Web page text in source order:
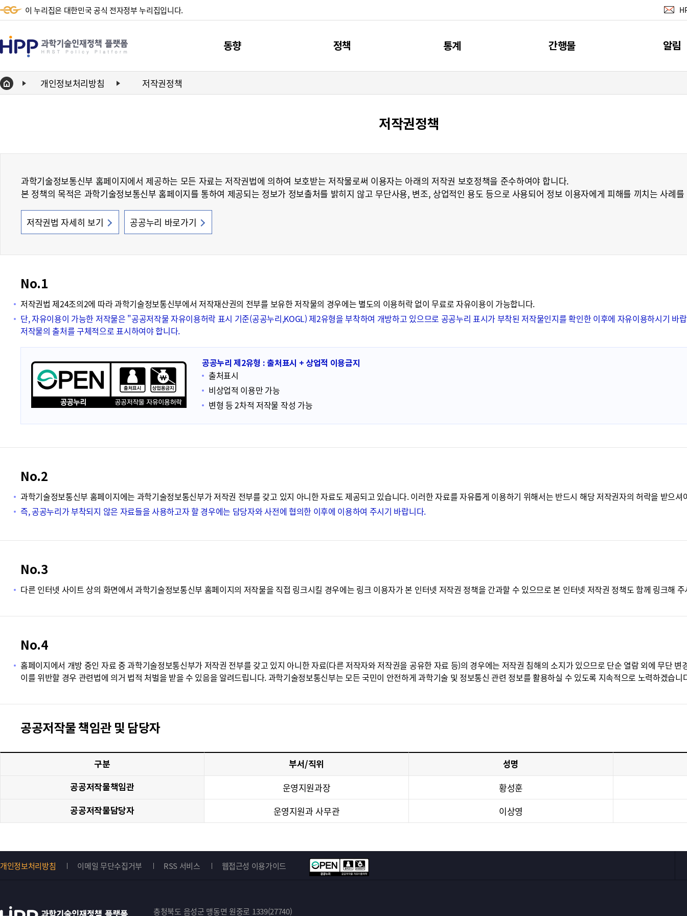
이 누리집은 대한민국 공식 전자정부 누리집입니다.
HPP
학
기
재
HRST
Policy
동향
단신동향
정책
제4차 과기인재 기본계획
통계
주요지표
간행물
간행물
알림
공지사
Home 개인정보처리방침 저작권정책
저작권정책
과학기술정보통신부 홈페이지에서 제공하는 모든 자료는 저작권법에 의하여 보호받는 저작물로써 이용자는 아래의 저작권 보호정책을 준수하여야 합니다.
본 정책의 목적은 과학기술정보통신부 홈페이지를 통하여 제공되는 정보가 정보출처를 밝히지 않고 무단사용, 변조, 상업적인 용도 등으로 사용되어 정보 이용자에게 피해를 끼치는 사례
저작권법 자세히 보기 공공누리 바로가기
No.1
저작권법 제24조의2에 따라 과학기술정보통신부에서 저작재산권의 전부를 보유한 저작물의 경우에는 별도의 이용허락 없이 무료로 자유이용이 가능합니다.
단, 자유이용이 가능한 저작물은 "공공저작물 자유이용허락 표시 기준(공공누리,KOGL) 제2유형을 부착하여 개방하고 있으므로 공공누리 표시가 부착된 저작물인지를 확인한 이후에 자유이용하시기 바
저작물의 출처를 구체적으로 표시하여야 합니다.
공공누리 제2유형 : 출처표시 + 상업적 이용금지
출처표시
비상업적 이용만 가능
변형 등 2차적 저작물 작성 가능
No.2
과학기술정보통신부 홈페이지에는 과학기술정보통신부가 저작권 전부를 갖고 있지 아니한 자료도 제공되고 있습니다. 이러한 자료를 자유롭게 이용하기 위해서는 반드시 해당 저작권자의 허락을 받으셔
즉, 공공누리가 부착되지 않은 자료들을 사용하고자 할 경우에는 담당자와 사전에 협의한 이후에 이용하여 주시기 바랍니다.
No.3
다른 인터넷 사이트 상의 화면에서 과학기술정보통신부 홈페이지의 저작물을 직접 링크시킬 경우에는 링크 이용자가 본 인터넷 저작권 정책을 간과할 수 있으므로 본 인터넷 저작권 정책도 함께 링크해
No.4
홈페이지에서 개방 중인 자료 중 과학기술정보통신부가 저작권 전부를 갖고 있지 아니한 자료(다른 저작자와 저작권을 공유한 자료 등)의 경우에는 저작권 침해의 소지가 있으므로 단순 열람 외에 무단 변
이를 위반할 경우 관련법에 의거 법적 처벌을 받을 수 있음을 알려드립니다. 과학기술정보통신부는 모든 국민이 안전하게 과학기술 및 정보통신 관련 정보를 활용하실 수 있도록 지속적으로 노력하겠습니
공공저작물 책임관 및 담당자
구분 부서/직위 성명
공공저작물책임관 운영지원과장 황성훈
공공저작물담당자 운영지원과 사무관 이상영
개인정보처리방침 이메일 무단수집거부 RSS 서비스 웹접근성 이용가이드
충청북도 음성군 맹동면 원중로 1339(27740)